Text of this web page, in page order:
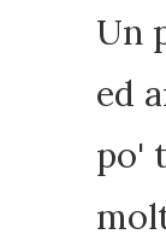
Un
ed
po'